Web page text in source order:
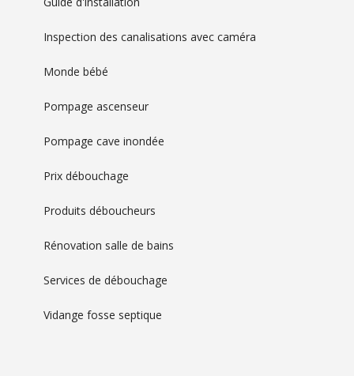
Inspection des canalisations avec caméra
Monde bébé
Pompage ascenseur
Pompage cave inondée
Prix débouchage
Produits déboucheurs
Rénovation salle de bains
Services de débouchage
Vidange fosse septique